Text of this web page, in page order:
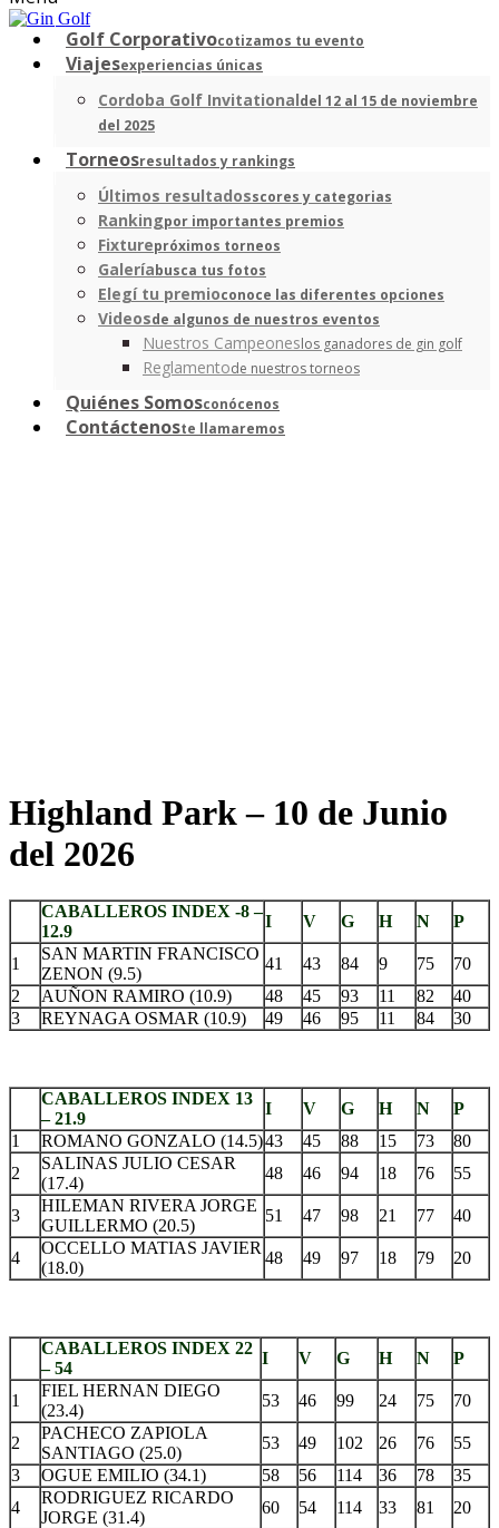
Golf Corporativocotizamos tu evento
Viajesexperiencias únicas
Cordoba Golf Invitationaldel 12 al 15 de noviembre
del 2025
Torneosresultados y rankings
Últimos resultadosscores y categorias
Rankingpor importantes premios
Fixturepróximos torneos
Galeríabusca tus fotos
Elegí tu premioconoce las diferentes opciones
Videosde algunos de nuestros eventos
Nuestros Campeoneslos ganadores de gin golf
Reglamentode nuestros torneos
Quiénes Somosconócenos
Contáctenoste llamaremos
Highland Park – 10 de Junio
del 2026
CABALLEROS INDEX -8 –
12.9
I V G H N P
1
SAN MARTIN FRANCISCO
ZENON (9.5)
41 43 84 9 75
70
2
AUÑON RAMIRO (10.9) 48 45 93 11 82
40
3
REYNAGA OSMAR (10.9) 49 46 95 11 84 30
CABALLEROS INDEX 13
– 21.9
I V G H N
P
1
ROMANO GONZALO (14.5)43 45 88 15 73
80
2
SALINAS JULIO CESAR
(17.4)
48 46 94 18 76 55
3
HILEMAN RIVERA JORGE
GUILLERMO (20.5)
51 47 98 21 77 40
4
OCCELLO MATIAS JAVIER
(18.0)
48 49 97 18 79 20
CABALLEROS INDEX 22
– 54
I V G H N P
1
FIEL HERNAN DIEGO
(23.4)
53 46 99 24 75 70
2
PACHECO ZAPIOLA
SANTIAGO (25.0)
53 49 102 26 76
55
3
OGUE EMILIO (34.1) 58 56 114 36 78
35
4
RODRIGUEZ RICARDO
JORGE (31.4)
60 54 114 33 81 20